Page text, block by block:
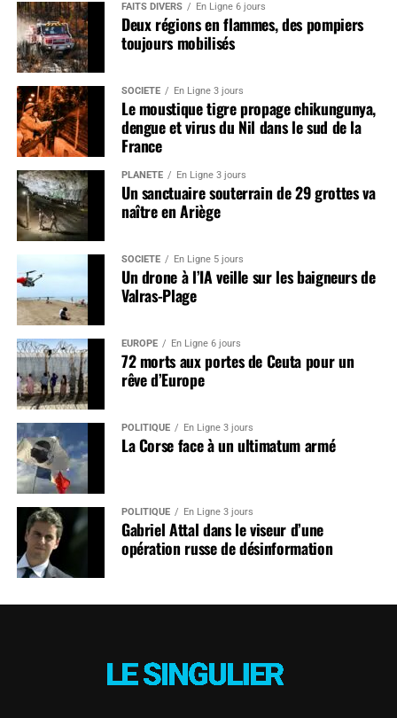
FAITS DIVERS En Ligne 6 jours
Deux régions en flammes, des pompiers
toujours mobilisés
SOCIÉTÉ En Ligne 3 jours
Le moustique tigre propage chikungunya,
dengue et virus du Nil dans le sud de la
France
PLANÈTE En Ligne 3 jours
Un sanctuaire souterrain de 29 grottes va
naître en Ariège
SOCIÉTÉ En Ligne 5 jours
Un drone à l’IA veille sur les baigneurs de
Valras-Plage
EUROPE En Ligne 6 jours
72 morts aux portes de Ceuta pour un
rêve d’Europe
POLITIQUE En Ligne 3 jours
La Corse face à un ultimatum armé
POLITIQUE En Ligne 3 jours
Gabriel Attal dans le viseur d’une
opération russe de désinformation